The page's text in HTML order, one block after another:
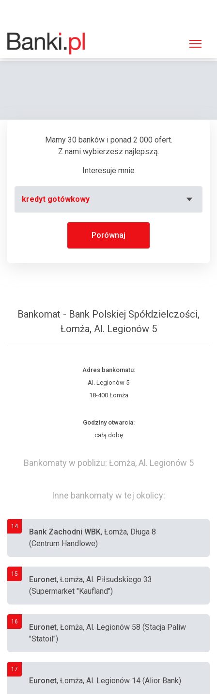
Strona główna
Bankomat Bank Polskiej Spółdzielczości, Łomża, Al. Legionów 5
Mamy 30 banków i ponad 2 000 ofert.
Z nami wybierzesz najlepszą.
Interesuje mnie
kredyt gotówkowy
Porównaj
Bankomat - Bank Polskiej Spółdzielczości,
Łomża, Al. Legionów 5
Adres bankomatu:
Al. Legionów 5
18-400 Łomża
Godziny otwarcia:
całą dobę
Bankomaty w pobliżu: Łomża, Al. Legionów 5
Inne bankomaty w tej okolicy:
14
Bank Zachodni WBK, Łomża, Długa 8
(Centrum Handlowe)
15
Euronet, Łomża, Al. Piłsudskiego 33
(Supermarket "Kaufland")
16
Euronet, Łomża, Al. Legionów 58 (Stacja Paliw
"Statoil")
17
Euronet, Łomża, Al. Legionów 14 (Alior Bank)